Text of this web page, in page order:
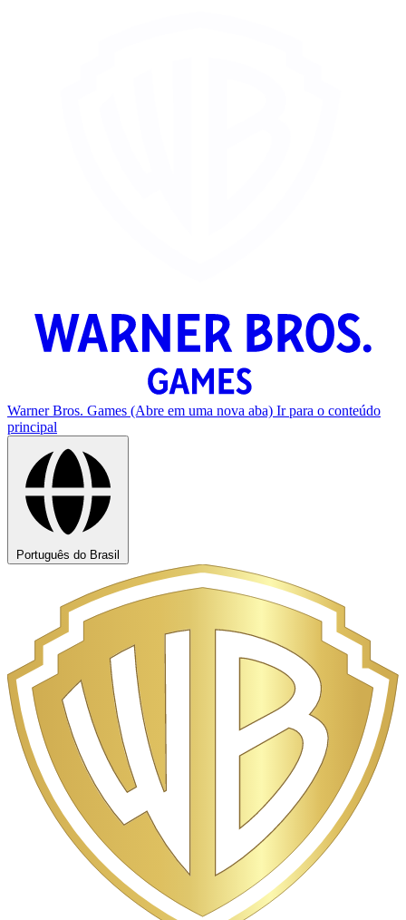
Warner Bros. Games (Abre em uma nova aba) Ir para o conteúdo
principal
Português do Brasil